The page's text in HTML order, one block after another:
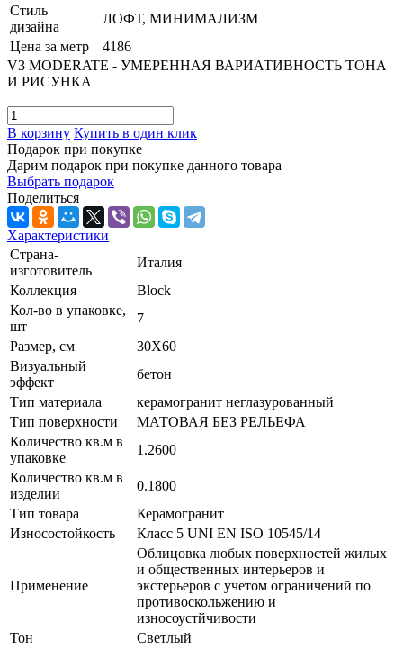
Стиль
дизайна
ЛОФТ, МИНИМАЛИЗМ
Цена за метр
4186
V3 MODERATE - УМЕРЕННАЯ ВАРИАТИВНОСТЬ ТОНА
И РИСУНКА
В корзину Купить в один клик
Подарок при покупке
Дарим подарок при покупке данного товара
Выбрать подарок
Поделиться
Характеристики
Страна-
изготовитель
Италия
Коллекция
Block
Кол-во в упаковке,
шт
7
Размер, см
30X60
Визуальный
эффект
бетон
Тип материала
керамогранит неглазурованный
Тип поверхности
МАТОВАЯ БЕЗ РЕЛЬЕФА
Количество кв.м в
упаковке
1.2600
Количество кв.м в
изделии
0.1800
Тип товара
Керамогранит
Износостойкость
Класс 5 UNI EN ISO 10545/14
Применение
Облицовка любых поверхностей жилых
и общественных интерьеров и
экстерьеров с учетом ограничений по
противоскольжению и
износоустйчивости
Тон
Светлый